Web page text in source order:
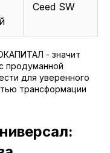
Ceed SW
- значит
продуманной
для уверенного
трансформации